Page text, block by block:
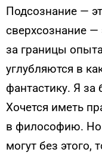
Подсознание —
сверхсознание —
за границы
углубляются в
фантастику. Я за
Хочется иметь
в философию. Но
могут без этого,